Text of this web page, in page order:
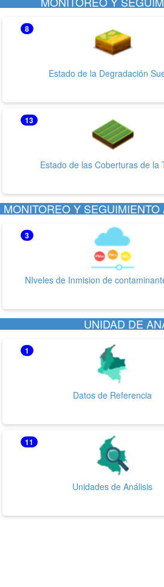
Estado de la Degradación
8
Estado de las Coberturas de la
13
MONITOREO Y
NIveles de Inmision de
3
UNIDAD DE
Datos de Referencia
1
Unidades de Análisis
11